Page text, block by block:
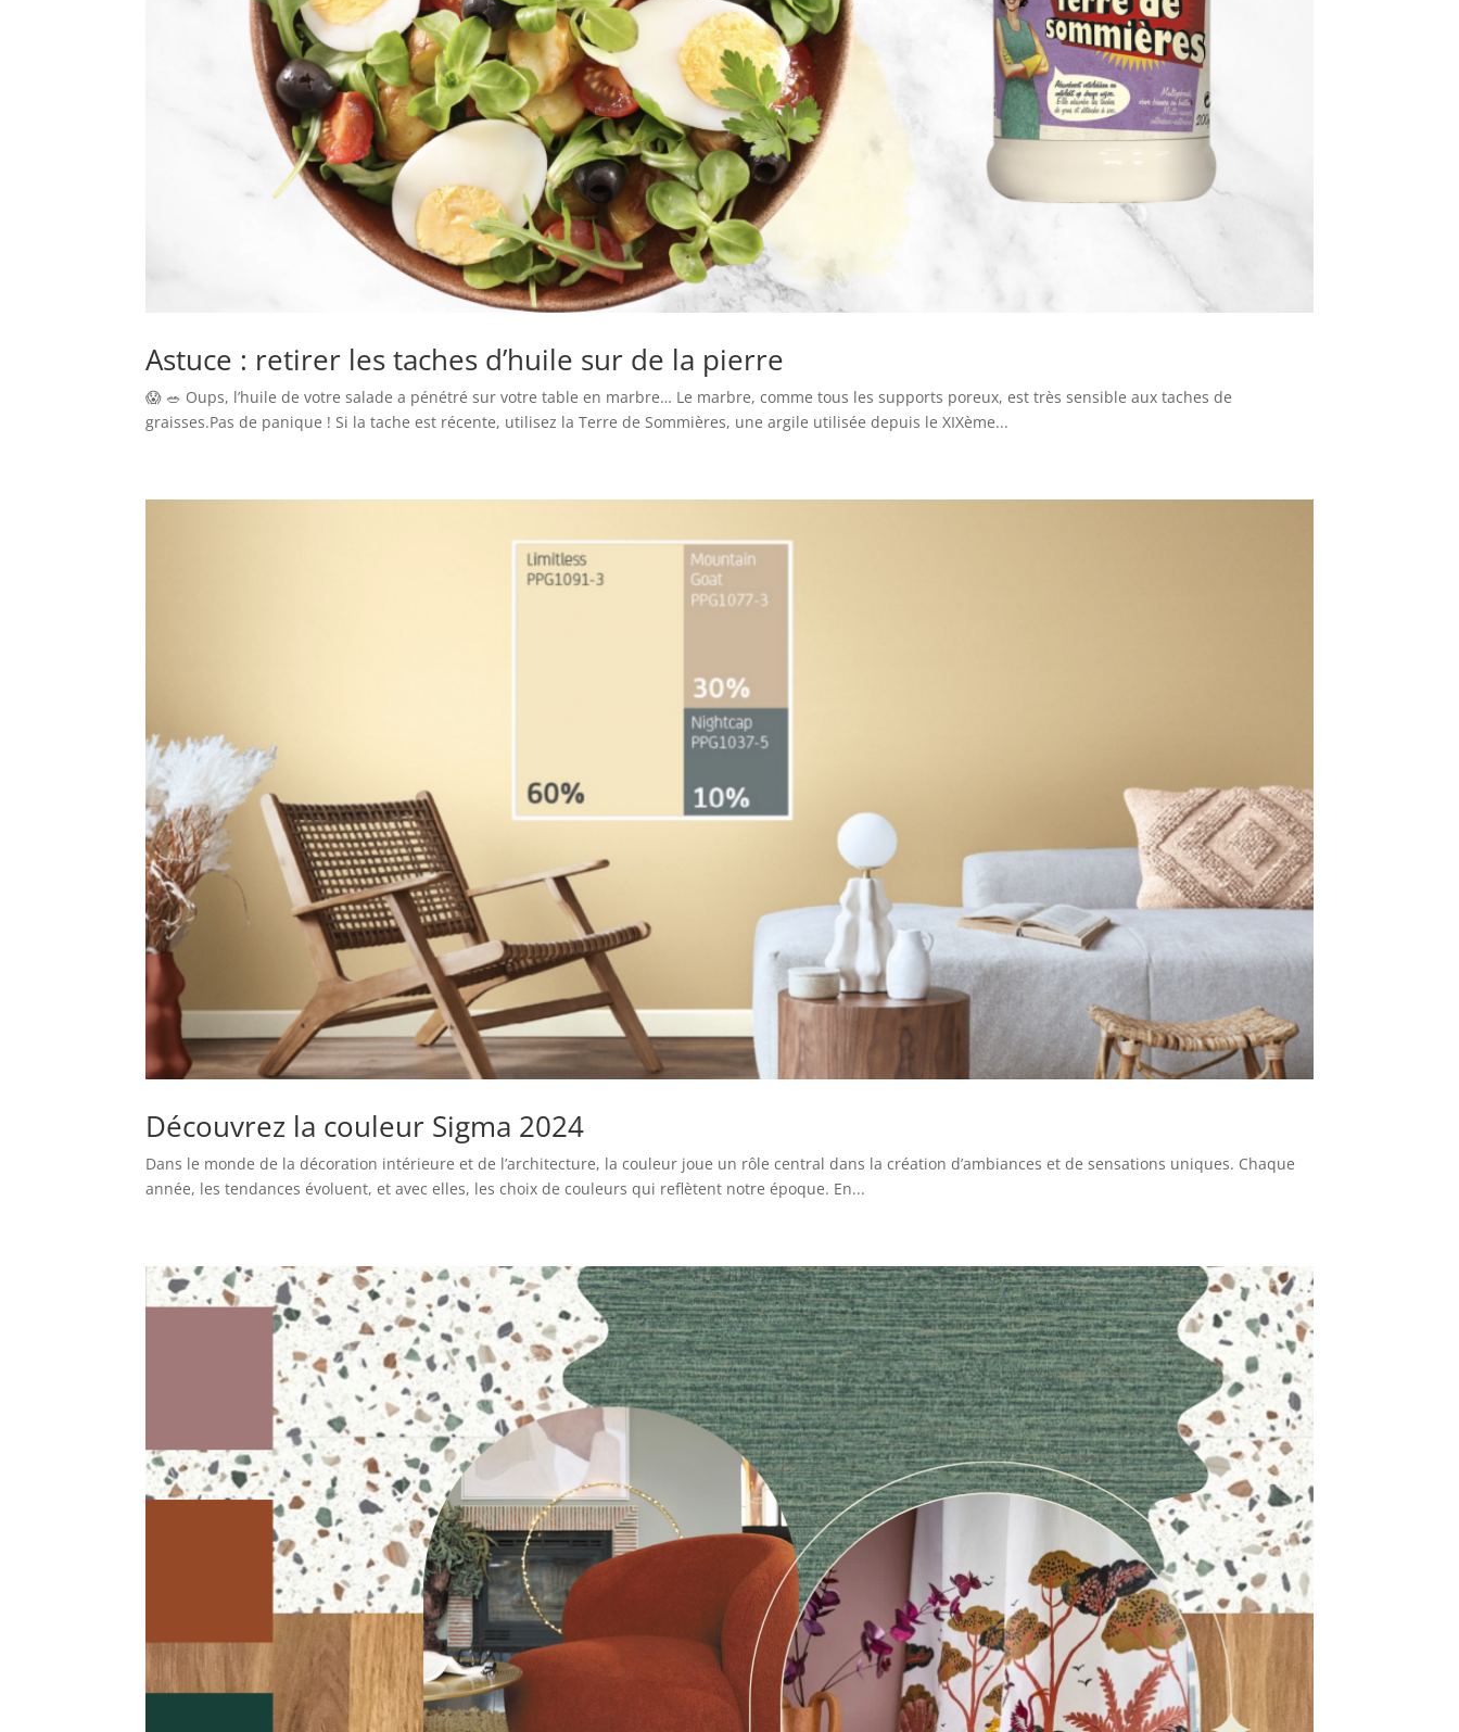
Astuce : retirer les taches d’huile sur de la pierre
😱 🥗 Oups, l’huile de votre salade a pénétré sur votre table en marbre… Le marbre, comme tous les supports poreux, est très sensible aux taches de
graisses.Pas de panique ! Si la tache est récente, utilisez la Terre de Sommières, une argile utilisée depuis le XIXème...
Découvrez la couleur Sigma 2024
Dans le monde de la décoration intérieure et de l’architecture, la couleur joue un rôle central dans la création d’ambiances et de sensations uniques. Chaque
année, les tendances évoluent, et avec elles, les choix de couleurs qui reflètent notre époque. En...